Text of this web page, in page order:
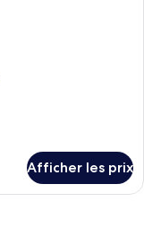
Afficher les prix